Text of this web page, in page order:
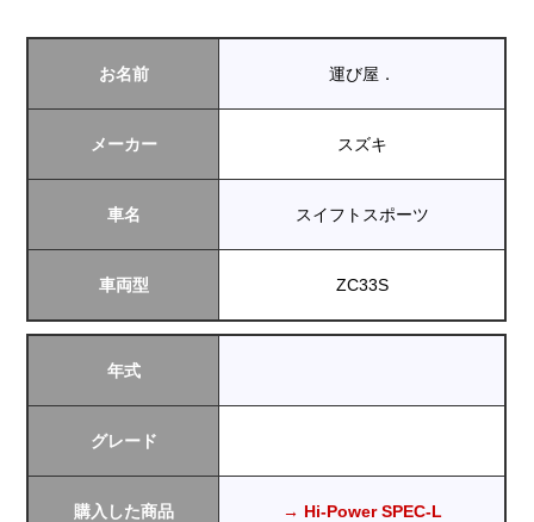
お名前 運び屋．
メーカー スズキ
車名 スイフトスポーツ
車両型 ZC33S
年式
グレード
購入した商品 → Hi-Power SPEC-L